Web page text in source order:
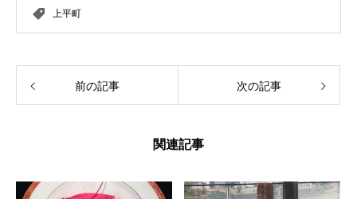
上平町
前の記事 次の記事
関連記事